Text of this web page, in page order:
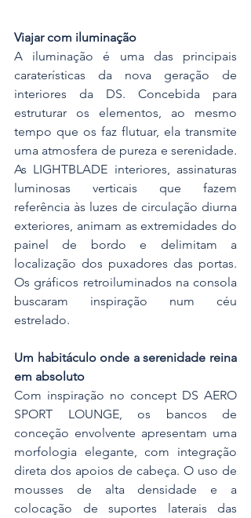
Viajar com iluminação
A iluminação é uma das principais
caraterísticas da nova geração de
interiores da DS. Concebida para
estruturar os elementos, ao mesmo
tempo que os faz flutuar, ela transmite
uma atmosfera de pureza e serenidade.
As LIGHTBLADE interiores, assinaturas
luminosas verticais que fazem
referência às luzes de circulação diurna
exteriores, animam as extremidades do
painel de bordo e delimitam a
localização dos puxadores das portas.
Os gráficos retroiluminados na consola
buscaram inspiração num céu
estrelado.
Um habitáculo onde a serenidade reina
em absoluto
Com inspiração no concept DS AERO
SPORT LOUNGE, os bancos de
conceção envolvente apresentam uma
morfologia elegante, com integração
direta dos apoios de cabeça. O uso de
mousses de alta densidade e a
colocação de suportes laterais das